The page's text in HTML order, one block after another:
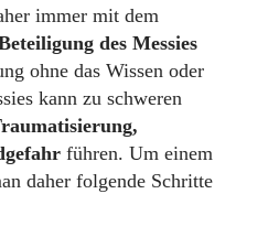
immer mit dem
des Messies
ohne das Wissen oder
kann zu schweren
führen. Um einem
daher folgende Schritte